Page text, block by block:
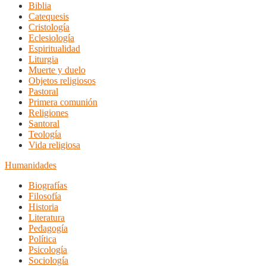
Biblia
Catequesis
Cristología
Eclesiología
Espiritualidad
Liturgia
Muerte y duelo
Objetos religiosos
Pastoral
Primera comunión
Religiones
Santoral
Teología
Vida religiosa
Humanidades
Biografías
Filosofía
Historia
Literatura
Pedagogía
Política
Psicología
Sociología